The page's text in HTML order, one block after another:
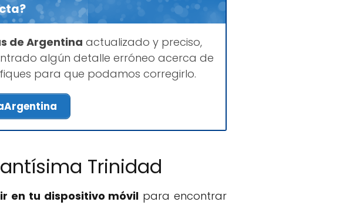
de Argentina actualizado y preciso,
algún detalle erróneo acerca de
para que podamos corregirlo.
Trinidad
en tu dispositivo móvil para encontrar